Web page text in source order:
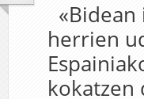
herrien
kokatzen